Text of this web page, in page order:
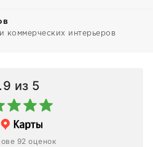
коммерческих интерьеров
из 5
92 оценок